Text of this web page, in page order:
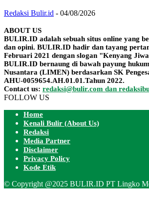
Redaksi Bulir.id - 04/08/2026
ABOUT US
BULIR.ID adalah sebuah situs online yang
dan opini. BULIR.ID hadir dan tayang
Februari 2021 dengan slogan "Kenyang
BULIR.ID bernaung di bawah payung
Nusantara (LIMEN) berdasarkan SK
AHU-0059654.AH.01.01.Tahun 2022.
Contact us: redaksi@bulir.com dan
FOLLOW US
Home
Kenali Bulir (About Us)
Redaksi
Media Partner
Disclaimer
Privacy Policy
Kode Etik
© Copyright @2025 BULIR.ID PT Lingko